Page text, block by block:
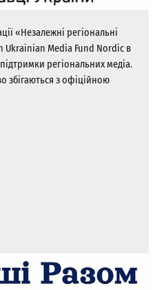
«Незалежні регіональні
Ukrainian Media Fund Nordic в
регіональних медіа.
збігаються з офіційною